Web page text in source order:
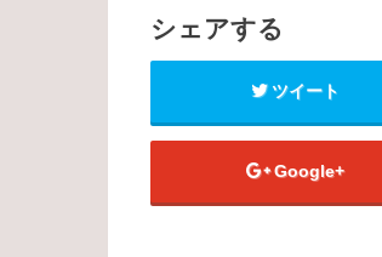
シェアする
ツイート
Google+